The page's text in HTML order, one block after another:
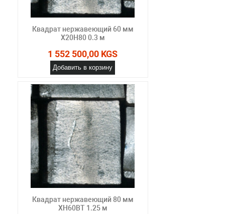
Квадрат нержавеющий 60 мм
Х20Н80 0.3 м
1 552 500,00 KGS
Добавить в корзину
Квадрат нержавеющий 80 мм
ХН60ВТ 1.25 м